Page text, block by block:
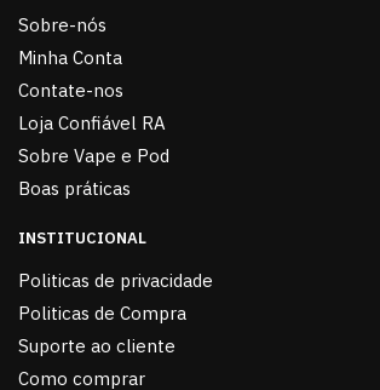
Sobre-nós
Minha Conta
Contate-nos
Loja Confiável RA
Sobre Vape e Pod
Boas práticas
INSTITUCIONAL
Politicas de privacidade
Politicas de Compra
Suporte ao cliente
Como comprar